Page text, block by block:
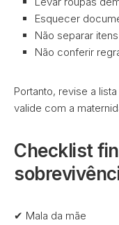
Esquecer
Não separar
Não conferir
Portanto, revise a
valide com a
Checklist
✔ Mala da mãe